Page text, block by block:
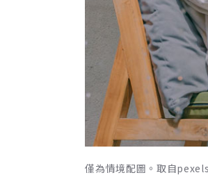
僅為情境配圖。取自pexels